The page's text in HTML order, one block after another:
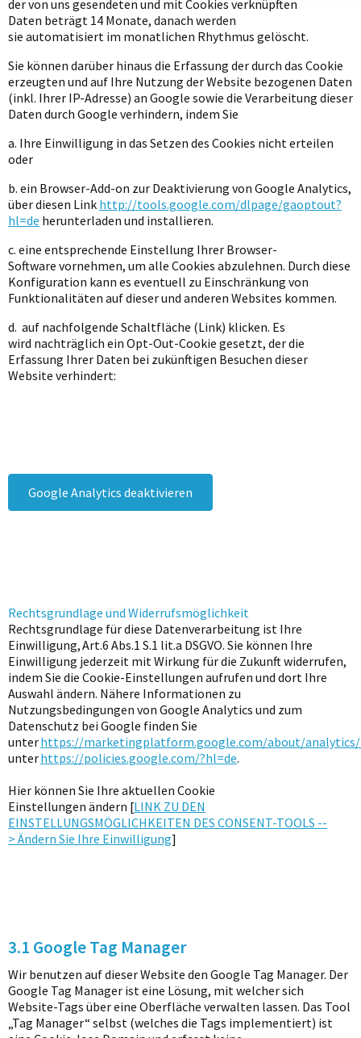
jeweilige Verarbeitung und/oder zur Weitergabe an
können sie entsprechend anpassen. Ihre Einstellung können
Ihnen ein gesonderter Cookie-Link am Ende der Webseite
Widerrufsmöglichkeit zur Verfügung.
der von uns gesendeten und mit Cookies verknüpften
Daten beträgt 14 Monate, danach werden
sie automatisiert im monatlichen Rhythmus gelöscht.
Sie können darüber hinaus die Erfassung der durch das Cookie
erzeugten und auf Ihre Nutzung der Website bezogenen Daten
(inkl. Ihrer IP-Adresse) an Google sowie die Verarbeitung dieser
Daten durch Google verhindern, indem Sie
a. Ihre Einwilligung in das Setzen des Cookies nicht erteilen
oder
b. ein Browser-Add-on zur Deaktivierung von Google Analytics,
über diesen Link http://tools.google.com/dlpage/gaoptout?
hl=de herunterladen und installieren.
c. eine entsprechende Einstellung Ihrer Browser-
Software vornehmen, um alle Cookies abzulehnen. Durch diese
Konfiguration kann es eventuell zu Einschränkung von
Funktionalitäten auf dieser und anderen Websites kommen.
d. auf nachfolgende Schaltfläche (Link) klicken. Es
wird nachträglich ein Opt-Out-Cookie gesetzt, der die
Erfassung Ihrer Daten bei zukünftigen Besuchen dieser
Website verhindert:
Google Analytics deaktivieren
Rechtsgrundlage und Widerrufsmöglichkeit
Rechtsgrundlage für diese Datenverarbeitung ist Ihre
Einwilligung, Art.6 Abs.1 S.1 lit.a DSGVO. Sie können Ihre
Einwilligung jederzeit mit Wirkung für die Zukunft widerrufen,
indem Sie die Cookie-Einstellungen aufrufen und dort Ihre
Auswahl ändern. Nähere Informationen zu
Nutzungsbedingungen von Google Analytics und zum
Datenschutz bei Google finden Sie
unterhttps://marketingplatform.google.com/about/
unterhttps://policies.google.com/?hl=de.
Hier können Sie Ihre aktuellen Cookie
Einstellungen ändern [LINK ZU DEN
EINSTELLUNGSMÖGLICHKEITEN DES CONSENT-TOOLS --
> Ändern Sie Ihre Einwilligung]
3.1 Google Tag Manager
Wir benutzen auf dieser Website den Google Tag Manager. Der
Google Tag Manager ist eine Lösung, mit welcher sich
Website-Tags über eine Oberfläche verwalten lassen. Das Tool
„Tag Manager“ selbst (welches die Tags implementiert) ist